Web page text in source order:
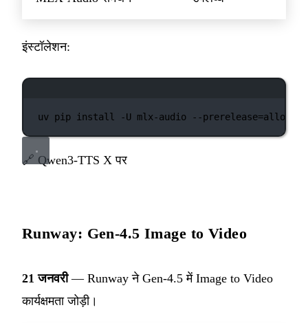
इंस्टॉलेशन:
uv pip install -U mlx-audio --prerelease=allow
🔗 Qwen3-TTS X पर
Runway: Gen-4.5 Image to Video
21 जनवरी— Runway ने Gen-4.5 में Image to Video
कार्यक्षमता जोड़ी।